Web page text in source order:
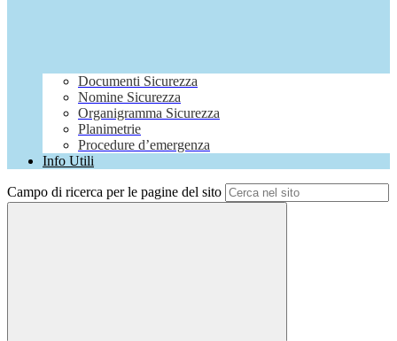
Documenti Sicurezza
Nomine Sicurezza
Organigramma Sicurezza
Planimetrie
Procedure d’emergenza
Info Utili
Campo di ricerca per le pagine del sito